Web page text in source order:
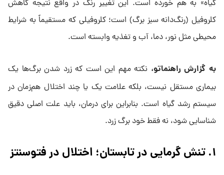
گیاه» به هم خورده است. این تغییر رنگ در واقع نتیجه کاهش
کلروفیل (رنگ‌دانه سبز برگ) است؛ کلروفیلی که مستقیماً به شرایط
محیطی مثل نور، دما، آب و تغذیه وابسته است.
به گزارش راهنماتو، نکته مهم این است که زرد شدن برگ‌ها یک
بیماری مستقل نیست، بلکه علامت یک یا چند اختلال هم‌زمان در
سیستم رشد گیاه است. بنابراین برای درمان، باید علت اصلی دقیق
شناسایی شود، نه فقط خود برگ زرد.
۱. تنش گرمایی در تابستان؛ اختلال در فتوسنتز